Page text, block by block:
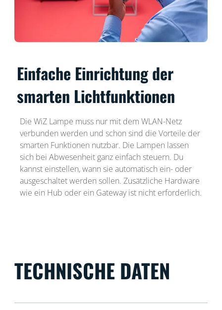
Einfache Einrichtung der
smarten Lichtfunktionen
Die WiZ Lampe muss nur mit dem WLAN-Netz
verbunden werden und schon sind die Vorteile der
smarten Funktionen nutzbar. Die Lampen lassen
sich bei Abwesenheit ganz einfach steuern. Du
kannst einstellen, wann sie automatisch ein- oder
ausgeschaltet werden sollen. Zusätzliche Hardware
wie ein Hub oder ein Gateway ist nicht erforderlich.
TECHNISCHE DATEN